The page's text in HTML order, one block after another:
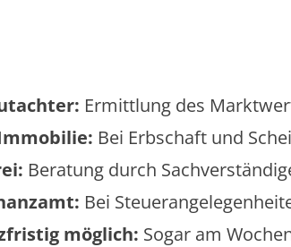
Ermittlung des
Bei Erbschaft und
Beratung durch
Bei
möglich: Sogar am